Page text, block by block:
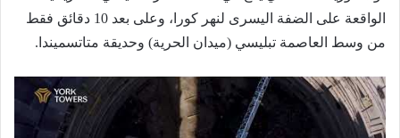
الواقعة على الضفة اليسرى لنهر كورا، وعلى بعد 10 دقائق فقط
من وسط العاصمة تبليسي (ميدان الحرية) وحديقة متاتسميندا.